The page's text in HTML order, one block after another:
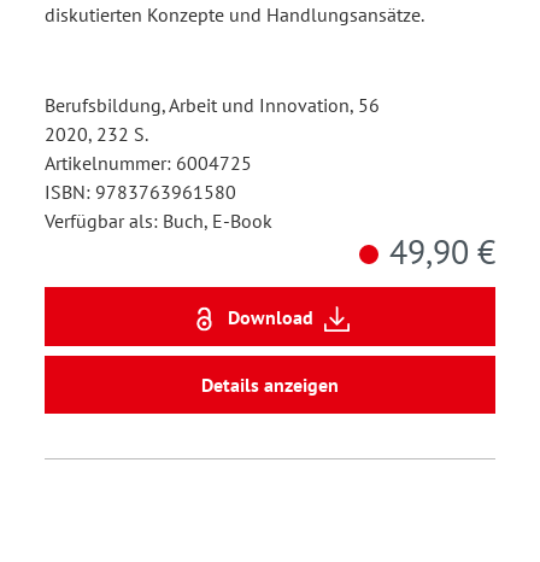
diskutierten Konzepte und Handlungsansätze.
Berufsbildung, Arbeit und Innovation, 56
2020, 232 S.
Artikelnummer: 6004725
ISBN: 9783763961580
Verfügbar als: Buch, E-Book
49,90 €
Download
Details anzeigen